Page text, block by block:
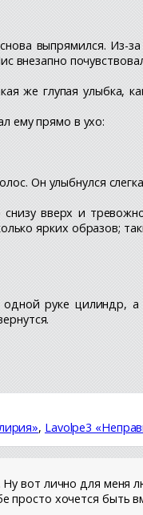
выпрямился. Из-
внезапно
же глупая улыбка,
ему прямо в ухо:
Он улыбнулся
вверх и
ярких образов;
руке цилиндр, а
, Lavolpe3
вот лично для меня
хочется быть